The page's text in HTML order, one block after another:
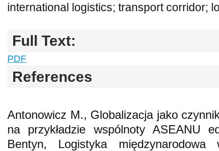
international logistics; transport corridor;
Full Text:
PDF
References
Antonowicz M., Globalizacja jako
na przykładzie wspólnoty ASEANU
Bentyn, Logistyka